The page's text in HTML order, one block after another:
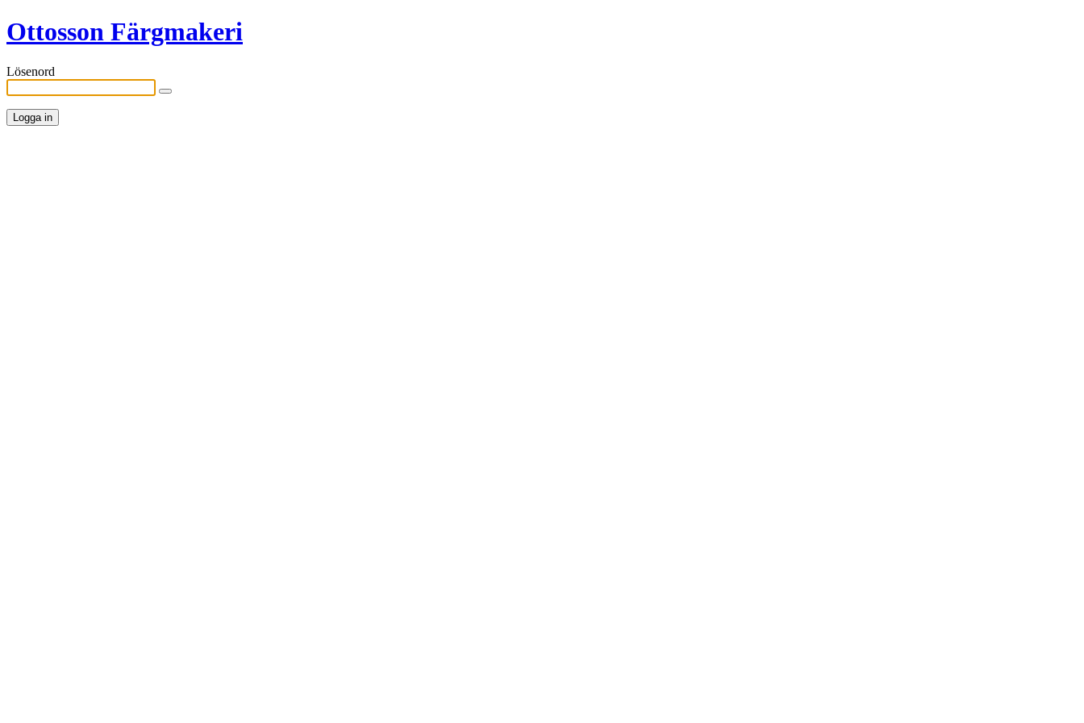
Ottosson Färgmakeri
Lösenord